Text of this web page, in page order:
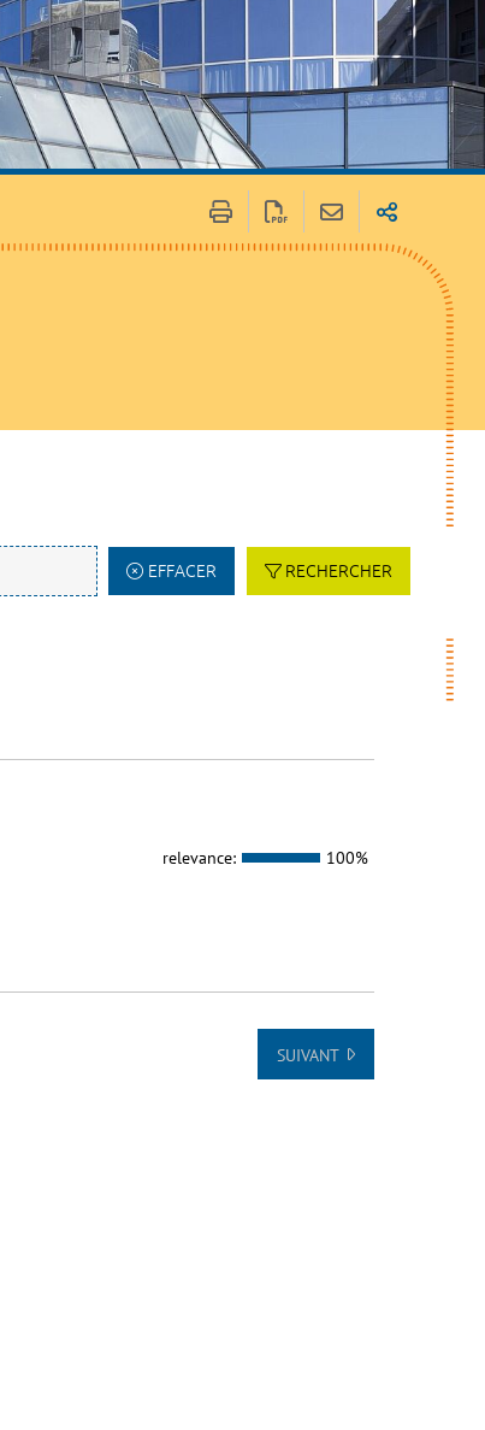
EFFACER RECHERCHER
relevance: 100%
SUIVANT